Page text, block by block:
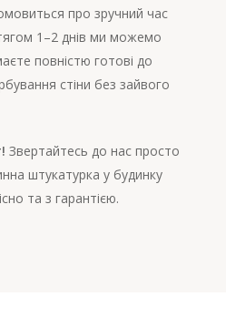
про зручний час
1–2 днів ми можемо
повністю готові до
стіни без зайвого
Звертайтесь до нас просто
штукатурка у будинку
та з гарантією.